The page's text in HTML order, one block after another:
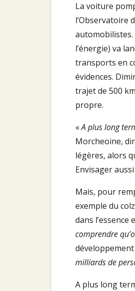
La voiture
l’Observatoire
automobilistes.
l’énergie) va
transports en
évidences.
trajet de 500
propre.
«A plus long
Morcheoine,
légères, alors
Envisager
Mais, pour
exemple du
dans l’essence
comprendre
milliards de
A plus long